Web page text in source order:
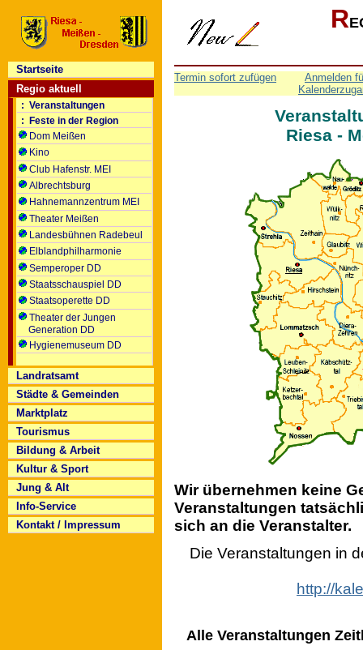
R
Termin sofort zufügen
Anmelden
Riesa -
Wir übernehmen keine
Veranstaltungen
sich an die Veranstalter.
Die Veranstaltungen in
http://
Alle Veranstaltungen
Startseite
Regio aktuell
: Veranstaltungen
: Feste in der Region
Dom Meißen
Kino
Club Hafenstr. MEI
Albrechtsburg
Hahnemannzentrum MEI
Theater Meißen
Landesbühnen Radebeul
Elblandphilharmonie
Semperoper DD
Staatsschauspiel DD
Staatsoperette DD
Theater der Jungen
Generation DD
Hygienemuseum DD
Landratsamt
Städte & Gemeinden
Marktplatz
Tourismus
Bildung & Arbeit
Kultur & Sport
Jung & Alt
Info-Service
Kontakt / Impressum